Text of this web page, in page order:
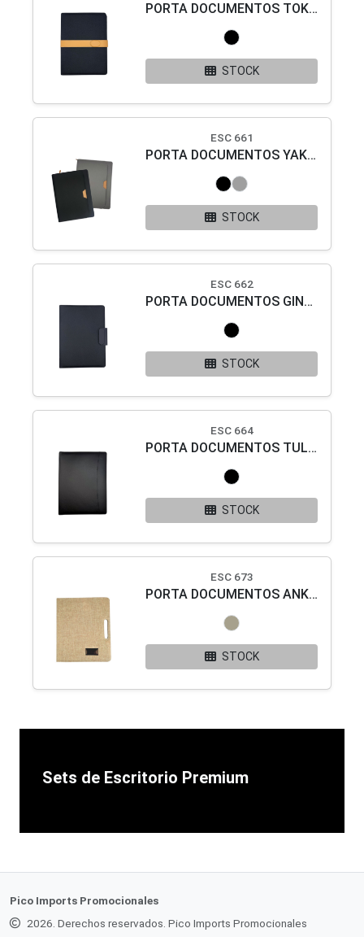
PORTA DOCUMENTOS TOKIO
STOCK
ESC 661
PORTA DOCUMENTOS YAKARTA
STOCK
ESC 662
PORTA DOCUMENTOS GINEBRA
STOCK
ESC 664
PORTA DOCUMENTOS TULSA
STOCK
ESC 673
PORTA DOCUMENTOS ANKARA
STOCK
Sets de Escritorio Premium
Pico Imports Promocionales
2026. Derechos reservados. Pico Imports Promocionales